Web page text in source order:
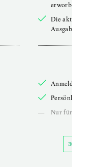
erworbenen
Die aktuelle
Ausgabe
Anmelden
Persönliche
—
Nur für
30 TAGE